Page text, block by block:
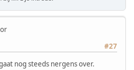
#27
nog steeds nergens over.